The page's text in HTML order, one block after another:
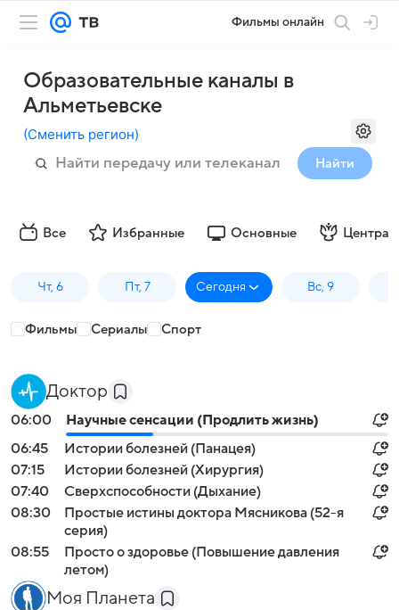
Фильмы онлайн
Образовательные каналы в
Альметьевске
(Сменить регион)
Найти
Все Избранные Основные
Чт, 6 Пт, 7 Сегодня Вс, 9
Фильмы Сериалы Спорт
Доктор
06:00
Научные сенсации (Продлить жизнь)
06:45
Истории болезней (Панацея)
07:15
Истории болезней (Хирургия)
07:40
Сверхспособности (Дыхание)
08:30
Простые истины доктора Мясникова (52-я
серия)
08:55
Просто о здоровье (Повышение давления
летом)
Моя Планета